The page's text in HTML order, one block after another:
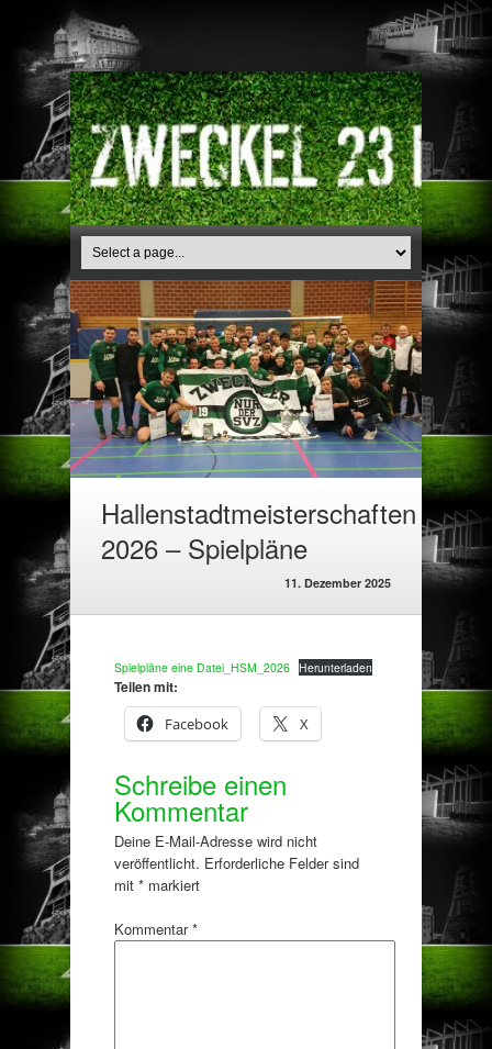
Hallenstadtmeisterschaften
2026 – Spielpläne
11. Dezember 2025
Spielpläne eine Datei_HSM_2026 Herunterladen
Teilen mit:
Facebook
X
Schreibe einen
Kommentar
Deine E-Mail-Adresse wird nicht
veröffentlicht. Erforderliche Felder sind
mit * markiert
Kommentar*